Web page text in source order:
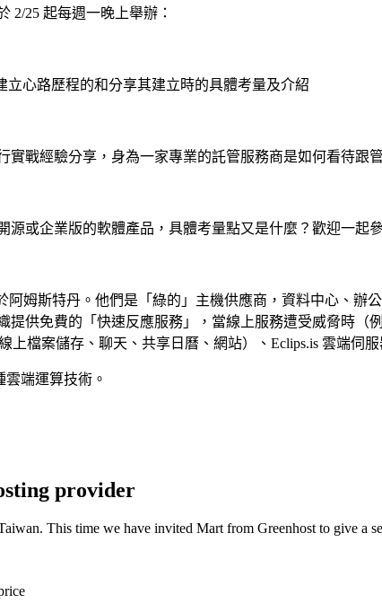
2/25 起每週一晚上舉辦：
立心路歷程的和分享其建立時的具體考量及介紹
戰經驗分享，身為一家專業的託管服務商是如何看待跟
或企業版的軟體產品，具體考量點又是什麼？歡迎一起
阿姆斯特丹。他們是「綠的」主機供應商，資料中心、
供免費的「快速反應服務」，當線上服務遭受威脅時（
上檔案儲存、聊天、共享日曆、網站）、Eclips.is 雲端伺服
雲端運算技術。
provider
This time we have invited Mart from Greenhost to give a